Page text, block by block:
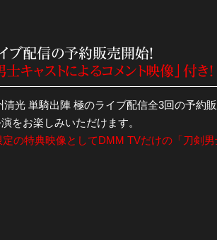
ブ配信の予約販売開始！
ャストによるコメント映像」付き！
光 単騎出陣 極のライブ配信全3回の予約
をお楽しみいただけます。
の特典映像としてDMM TVだけの「刀剣